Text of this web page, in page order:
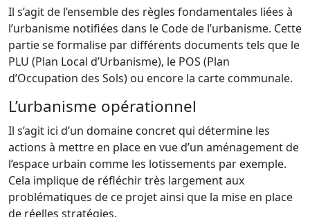
Il s’agit de l’ensemble des règles fondamentales liées à
l’urbanisme notifiées dans le Code de l’urbanisme. Cette
partie se formalise par différents documents tels que le
PLU (Plan Local d’Urbanisme), le POS (Plan
d’Occupation des Sols) ou encore la carte communale.
L’urbanisme opérationnel
Il s’agit ici d’un domaine concret qui détermine les
actions à mettre en place en vue d’un aménagement de
l’espace urbain comme les lotissements par exemple.
Cela implique de réfléchir très largement aux
problématiques de ce projet ainsi que la mise en place
de réelles stratégies.